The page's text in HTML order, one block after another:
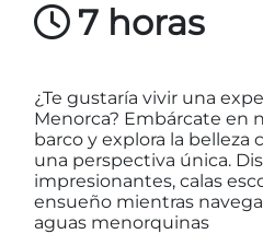
7 horas
¿Te gustaría vivir una
Menorca? Embárcate en
barco y explora la belleza
una perspectiva única.
impresionantes, calas
ensueño mientras
aguas menorquinas